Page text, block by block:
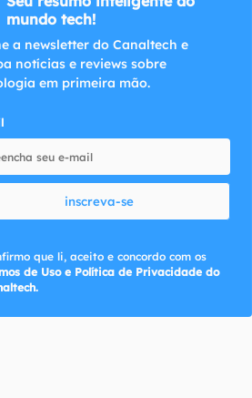
mundo tech!
a newsletter do Canaltech e
notícias e reviews sobre
em primeira mão.
inscreva-se
que li, aceito e concordo com os
de Uso e Política de Privacidade do